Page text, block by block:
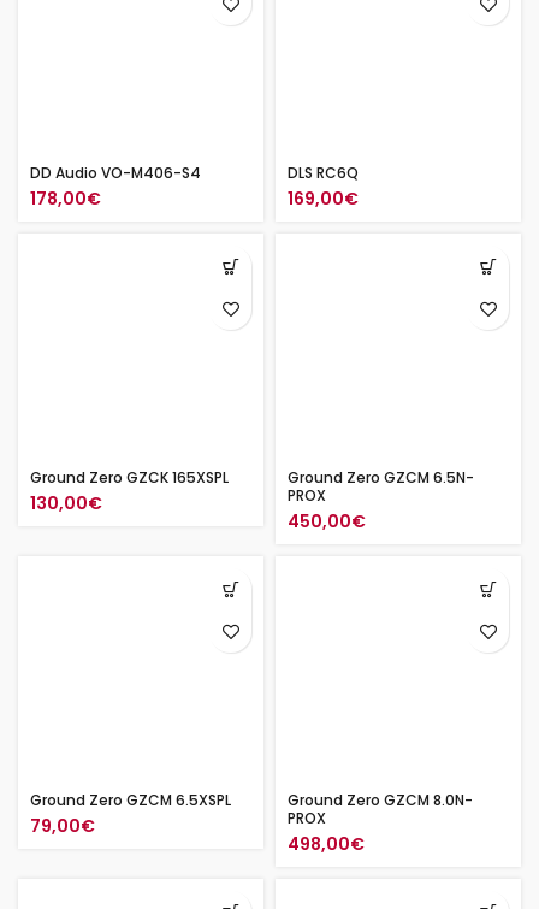
DD Audio VO-M406-S4
178,00€
DLS RC6Q
169,00€
Ground Zero GZCK 165XSPL
130,00€
Ground Zero GZCM 6.5N-
PROX
450,00€
Ground Zero GZCM 6.5XSPL
79,00€
Ground Zero GZCM 8.0N-
PROX
498,00€